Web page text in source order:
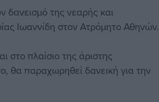
δανεισμό της νεαρής και
Ιωαννίδη στον Ατρόμητο Αθηνών.
πλαίσιο της άριστης
θα παραχωρηθεί δανεική για την